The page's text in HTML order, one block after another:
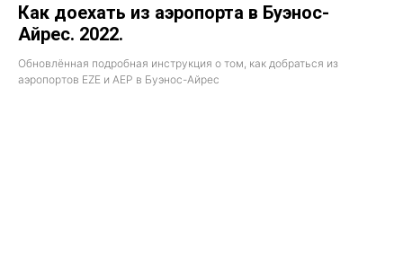
Как доехать из аэропорта в Буэнос-
Айрес. 2022.
Обновлённая подробная инструкция о том, как добраться из
аэропортов EZE и AEP в Буэнос-Айрес